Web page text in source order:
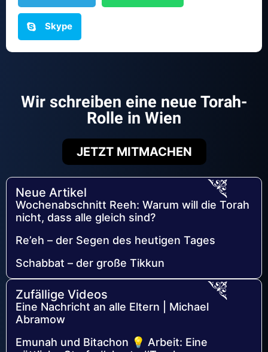
Skype
Wir schreiben eine neue Torah-
Rolle in Wien
JETZT MITMACHEN
Neue Artikel
Wochenabschnitt Reeh: Warum will die Torah
nicht, dass alle gleich sind?
Re’eh – der Segen des heutigen Tages
Schabbat – der große Tikkun
Zufällige Videos
Eine Nachricht an alle Eltern | Michael
Abramow
Emunah und Bitachon 💡 Arbeit: Eine